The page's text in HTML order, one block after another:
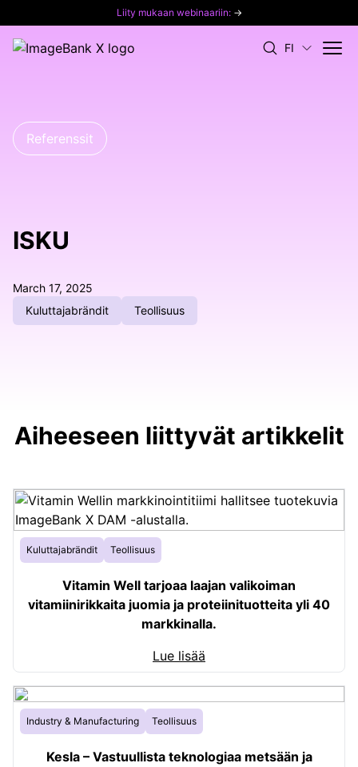
Liity mukaan webinaariin: →
FI
Referenssit
ISKU
March 17, 2025
Kuluttajabrändit
Teollisuus
Aiheeseen liittyvät artikkelit
Kuluttajabrändit Teollisuus
Vitamin Well tarjoaa laajan valikoiman
vitamiinirikkaita juomia ja proteiinituotteita yli 40
markkinalla.
Lue lisää
Industry & Manufacturing Teollisuus
Kesla – Vastuullista teknologiaa metsään ja